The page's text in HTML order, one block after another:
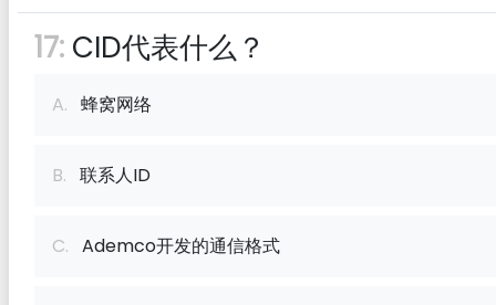
17: CID代表什么？
A. 蜂窝网络
B. 联系人ID
C. Ademco开发的通信格式